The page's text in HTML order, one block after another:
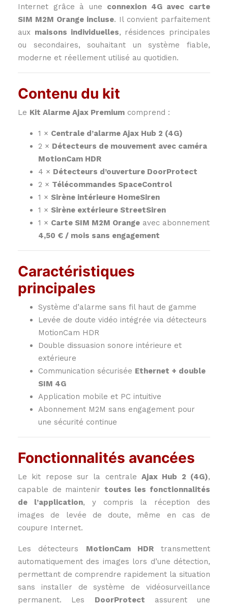
Internet grâce à une connexion 4G avec carte
SIM M2M Orange incluse. Il convient parfaitement
aux maisons individuelles, résidences principales
ou secondaires, souhaitant un système fiable,
moderne et réellement utilisé au quotidien.
Contenu du kit
Le Kit Alarme Ajax Premium comprend :
1 × Centrale d’alarme Ajax Hub 2 (4G)
2 × Détecteurs de mouvement avec caméra
MotionCam HDR
4 × Détecteurs d’ouverture DoorProtect
2 × Télécommandes SpaceControl
1 × Sirène intérieure HomeSiren
1 × Sirène extérieure StreetSiren
1 × Carte SIM M2M Orange avec abonnement
4,50 € / mois sans engagement
Caractéristiques
principales
Système d’alarme sans fil haut de gamme
Levée de doute vidéo intégrée via détecteurs
MotionCam HDR
Double dissuasion sonore intérieure et
extérieure
Communication sécurisée Ethernet + double
SIM 4G
Application mobile et PC intuitive
Abonnement M2M sans engagement pour
une sécurité continue
Fonctionnalités avancées
Le kit repose sur la centrale Ajax Hub 2 (4G),
capable de maintenir toutes les fonctionnalités
de l’application, y compris la réception des
images de levée de doute, même en cas de
coupure Internet.
Les détecteurs MotionCam HDRtransmettent
automatiquement des images lors d’une détection,
permettant de comprendre rapidement la situation
sans installer de système de vidéosurveillance
permanent. Les DoorProtect assurent une